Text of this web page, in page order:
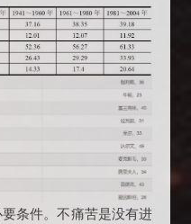
条件。不痛苦是没有进